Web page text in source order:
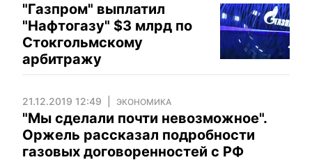
"Газпром" выплатил
"Нафтогазу" $3 млрд по
Стокгольмскому
арбитражу
21.12.2019 12:49 ЭКОНОМИКА
"Мы сделали почти невозможное".
Оржель рассказал подробности
газовых договоренностей с РФ